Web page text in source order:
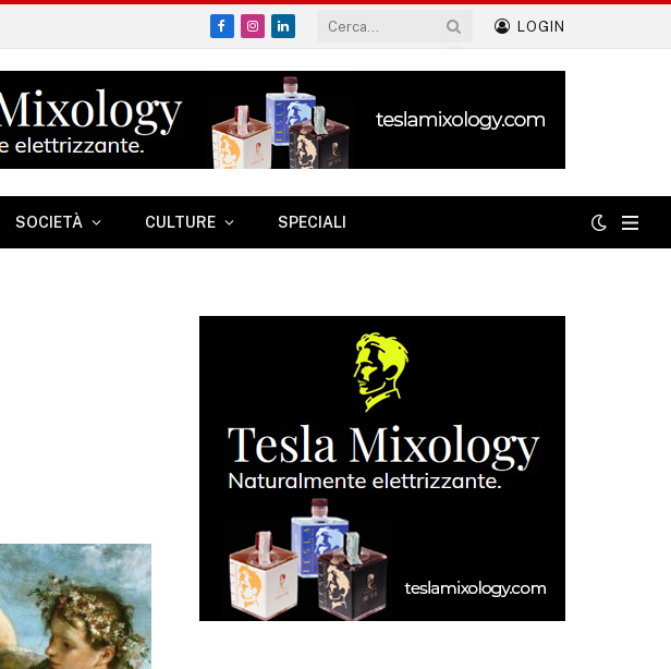
Facebook
Instagram
LinkedIn
LOGIN
SOCIETÀ CULTURE SPECIALI